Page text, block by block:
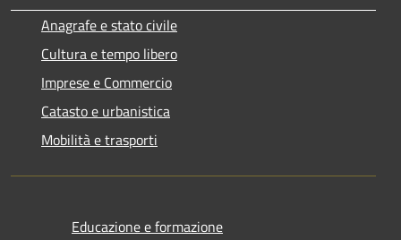
Anagrafe e stato civile
Cultura e tempo libero
Imprese e Commercio
Catasto e urbanistica
Mobilità e trasporti
Educazione e formazione